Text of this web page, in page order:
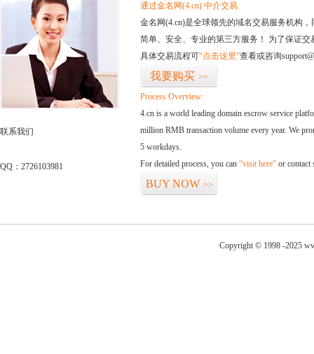
联系我们
QQ：2726103981
通过金名网(4.cn) 中介交易
金名网(4.cn)是全球领先的域名交易服务机构
简单、安全、专业的第三方服务！ 为了保证
具体交易流程可“点击这里”查看或咨询
我要购买 >>
Process Overview:
4.cn is a world leading domain escrow service
million RMB transaction volume every year. We
5 workdays.
For detailed process, you can “visit here” or contact
BUY NOW >>
Copyright © 1998 -2025